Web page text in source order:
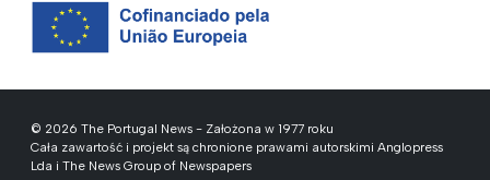
© 2026 The Portugal News - Założona w 1977 roku
Cała zawartość i projekt są chronione prawami autorskimi Anglopress
Lda i The News Group of Newspapers